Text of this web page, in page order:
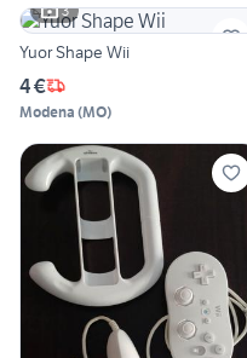
3
Yuor Shape Wii
4 €
Modena (MO)